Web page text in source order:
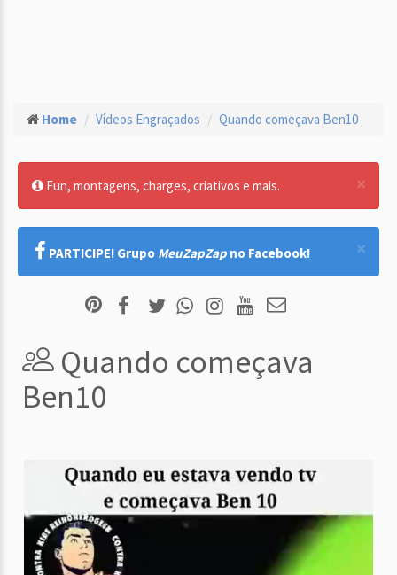
Home Vídeos Engraçados Quando começava Ben10
×
Fun, montagens, charges, criativos e mais.
×
PARTICIPE! Grupo MeuZapZap no Facebook!
Quando começava
Ben10